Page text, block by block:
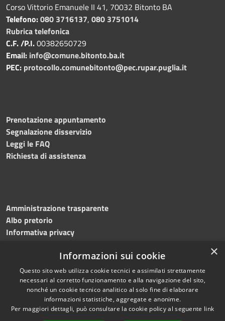
Corso Vittorio Emanuele II 41, 70032 Bitonto BA
Telefono:080 3716137, 080 3751014
Rubrica telefonica
C.F. /P.I.00382650729
Email: info@comune.bitonto.ba.it
PEC: protocollo.comunebitonto@pec.rupar.puglia.it
Prenotazione appuntamento
Segnalazione disservizio
Leggi le FAQ
Richiesta di assistenza
Amministrazione trasparente
Albo pretorio
Informativa privacy
Dichiarazione di accessibilità Meccanismo di feedback
RSS
Accessibilità
Copyright © 2026 • Comune di
Bitonto • Powered by
×
Informazioni sui cookie
Questo sito web utilizza cookie tecnici e assimilati strettamente
necessari al corretto funzionamento e alla navigazione del sito,
nonché un cookie tecnico analitico al solo fine di elaborare
informazioni statistiche, aggregate e anonime.
Per maggiori dettagli, può consultare la cookie policy al seguente link